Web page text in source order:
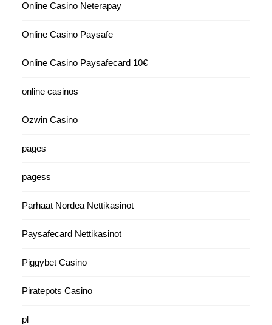
Online Casino Neterapay
Online Casino Paysafe
Online Casino Paysafecard 10€
online casinos
Ozwin Casino
pages
pagess
Parhaat Nordea Nettikasinot
Paysafecard Nettikasinot
Piggybet Casino
Piratepots Casino
pl